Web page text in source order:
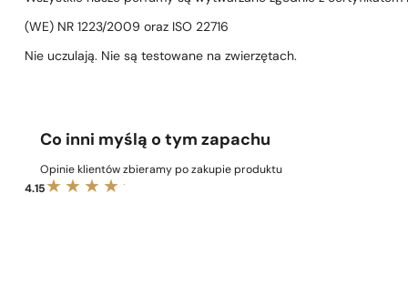
(WE) NR 1223/2009 oraz ISO 22716
Nie uczulają. Nie są testowane na zwierzętach.
Co inni myślą o tym zapachu
Opinie klientów zbieramy po zakupie produktu
4.15